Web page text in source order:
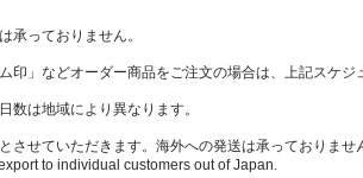
承っておりません。
印」などオーダー商品をご注文の場合は、上記スケジ
数は地域により異なります。
させていただきます。海外への発送は承っておりませ
to individual customers out of Japan.